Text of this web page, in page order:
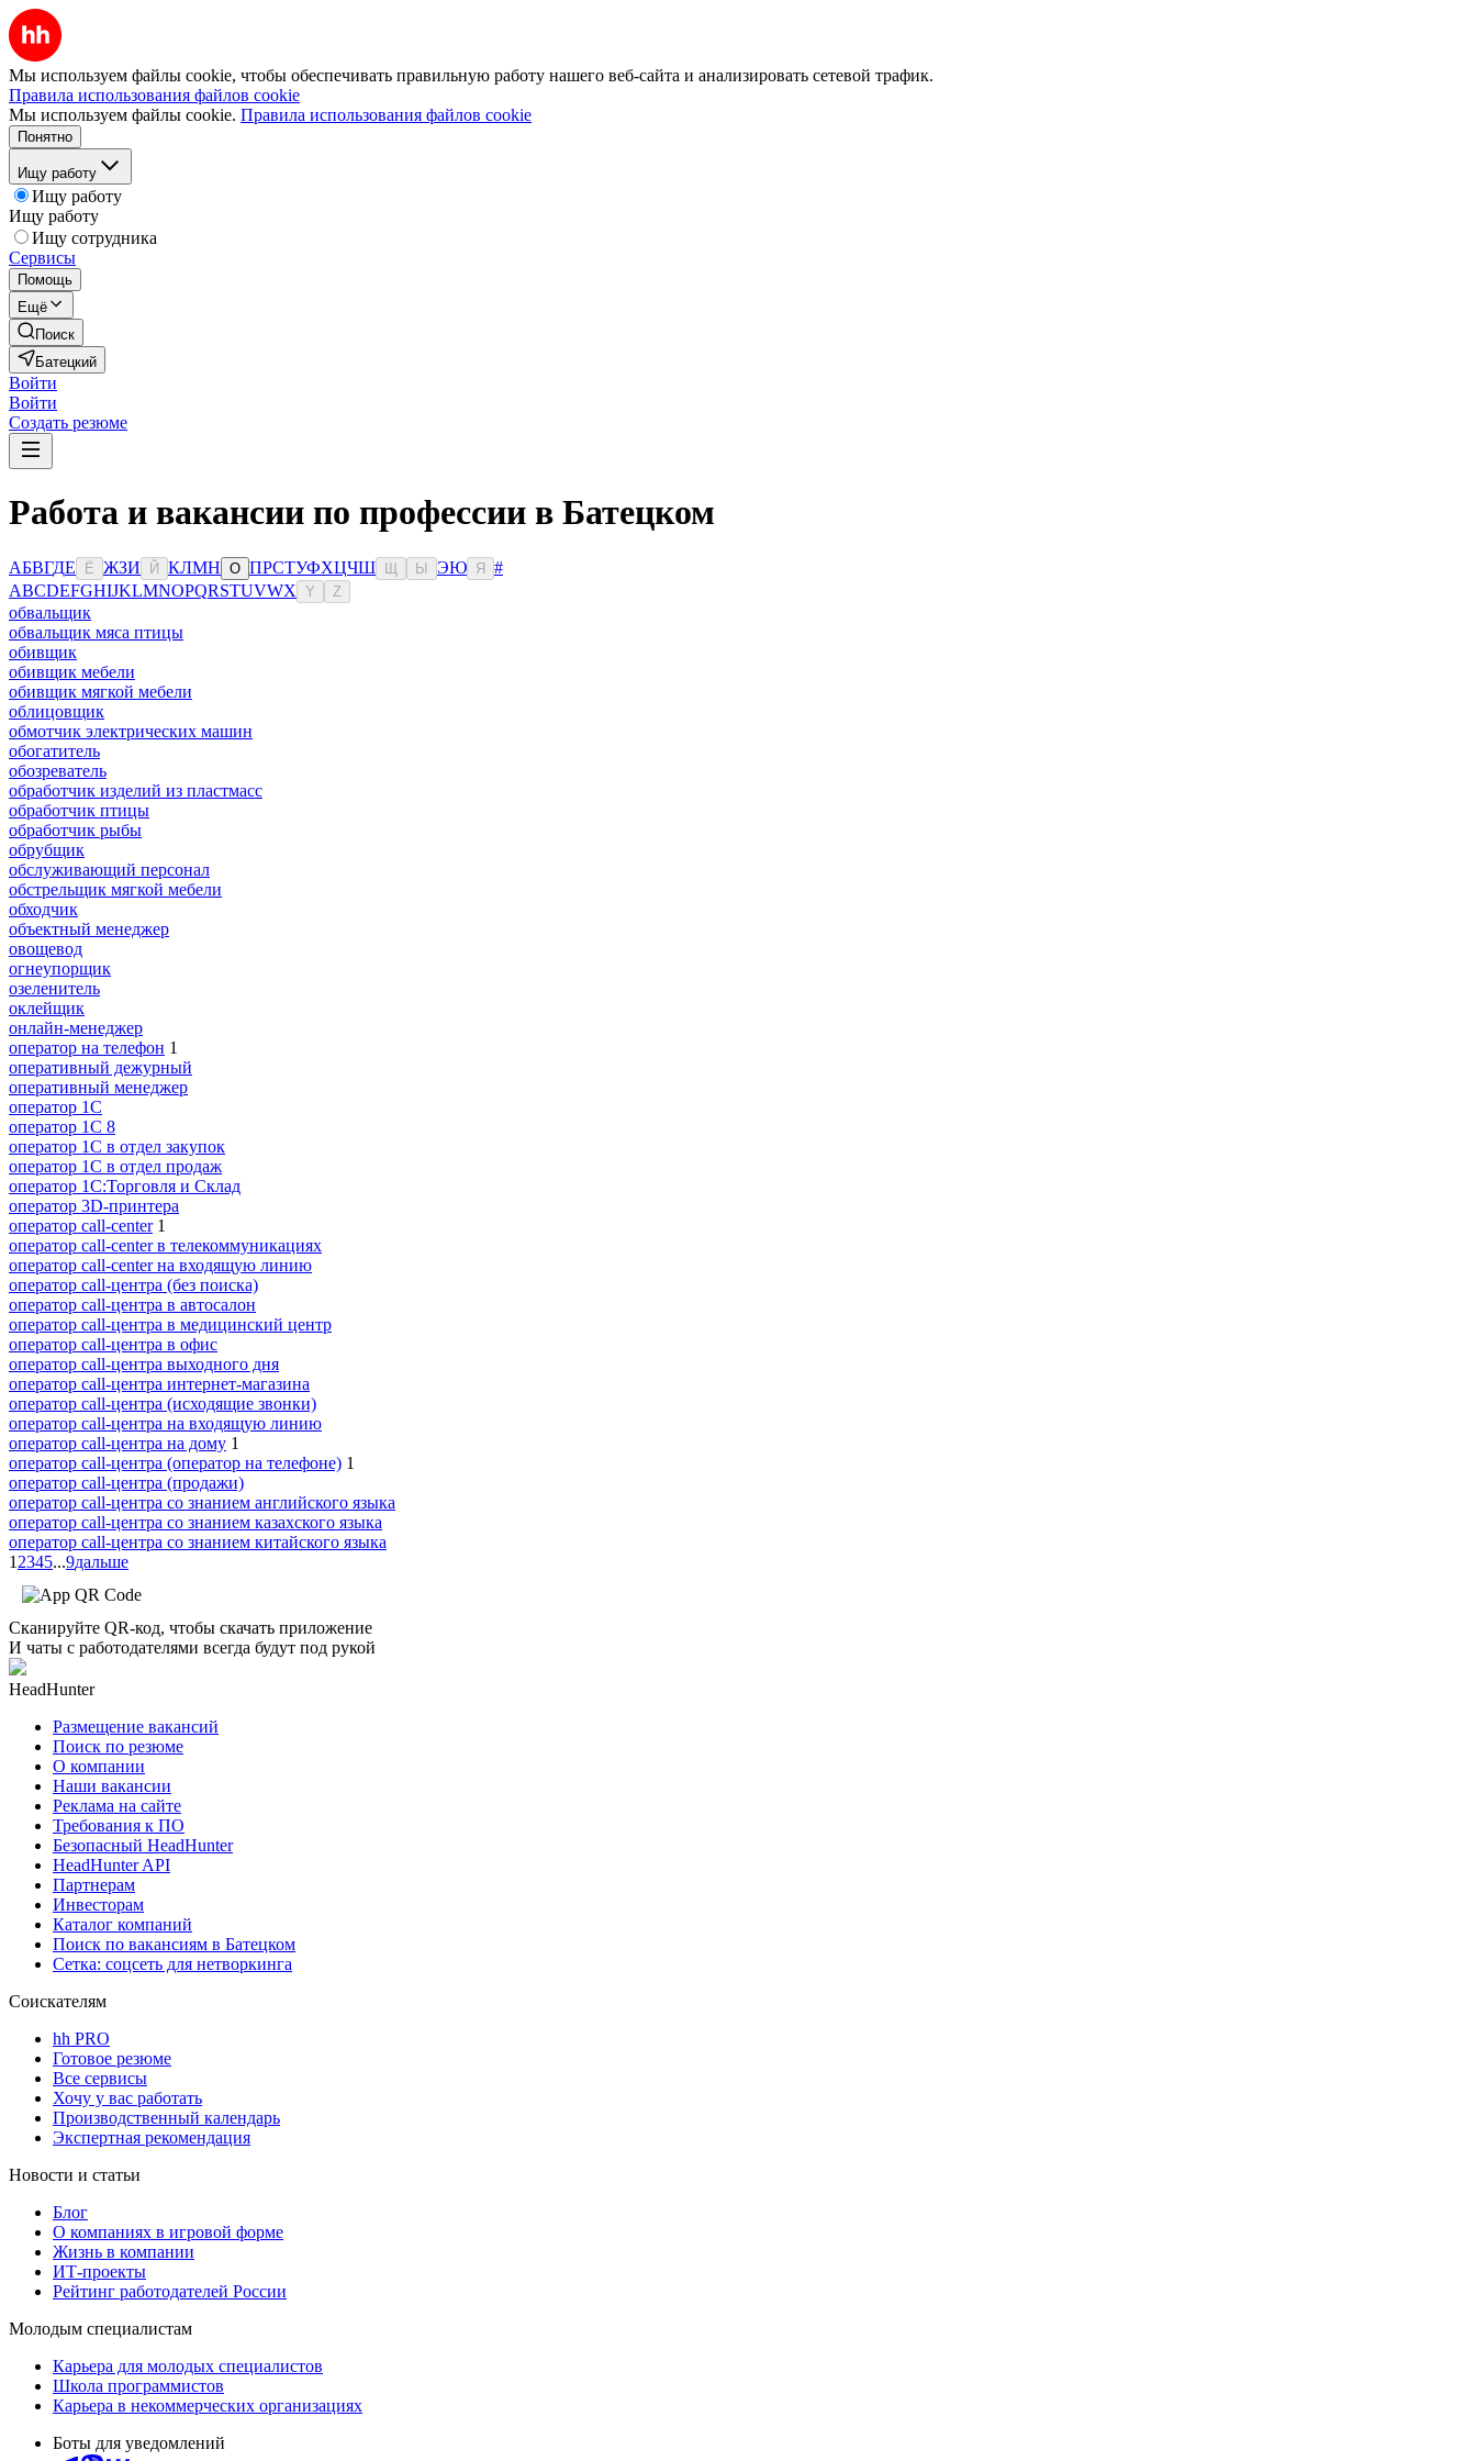
Мы используем файлы cookie, чтобы обеспечивать правильную работу нашего веб-сайта и анализировать сетевой трафик.
Правила использования файлов cookie
Мы используем файлы cookie. Правила использования файлов cookie
Понятно
Ищу работу
Ищу работу
Ищу работу
Ищу сотрудника
Сервисы
Помощь
Ещё
Поиск
Батецкий
Войти
Войти
Создать резюме
Работа и вакансии по профессии в Батецком
АБВГДЕ Ё ЖЗИ Й КЛМН О ПРСТУФХЦЧШ Ы ЭЮ Я
#
ABCDEFGHIJKLMNOPQRSTUVWX Y Z
обвальщик
обвальщик мяса птицы
обивщик
обивщик мебели
обивщик мягкой мебели
облицовщик
обмотчик электрических машин
обогатитель
обозреватель
обработчик изделий из пластмасс
обработчик птицы
обработчик рыбы
обрубщик
обслуживающий персонал
обстрельщик мягкой мебели
обходчик
объектный менеджер
овощевод
огнеупорщик
озеленитель
оклейщик
онлайн-менеджер
опeрaтoр нa тeлeфoн 1
оперативный дежурный
оперативный менеджер
оператор 1C
оператор 1С 8
оператор 1С в отдел закупок
оператор 1С в отдел продаж
оператор 1С:Торговля и Склад
оператор 3D-принтера
оператор call-center 1
оператор call-center в телекоммуникациях
оператор call-center на входящую линию
оператор call-центра (без поиска)
оператор call-центра в автосалон
оператор call-центра в медицинский центр
оператор call-центра в офис
оператор call-центра выходного дня
оператор call-центра интернет-магазина
оператор call-центра (исходящие звонки)
оператор call-центра на входящую линию
оператор call-центра на дому 1
оператор call-центра (оператор на телефоне) 1
оператор call-центра (продажи)
оператор call-центра со знанием английского языка
оператор call-центра со знанием казахского языка
оператор call-центра со знанием китайского языка
1 2345...9дальше
Сканируйте QR-код, чтобы скачать приложение
И чаты с работодателями всегда будут под рукой
HeadHunter
Размещение вакансий
Поиск по резюме
О компании
Наши вакансии
Реклама на сайте
Требования к ПО
Безопасный HeadHunter
HeadHunter API
Партнерам
Инвесторам
Каталог компаний
Поиск по вакансиям в Батецком
Сетка: соцсеть для нетворкинга
Соискателям
hh PRO
Готовое резюме
Все сервисы
Хочу у вас работать
Производственный календарь
Экспертная рекомендация
Новости и статьи
Блог
О компаниях в игровой форме
Жизнь в компании
ИТ-проекты
Рейтинг работодателей России
Молодым специалистам
Карьера для молодых специалистов
Школа программистов
Карьера в некоммерческих организациях
Боты для уведомлений